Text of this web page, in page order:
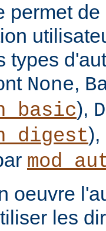
permet
types
None,
),
oeuvre
les